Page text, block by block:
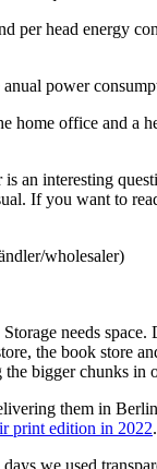
per head energy
power
home office and a
is an interesting
If you want to
wholesaler)
needs
the book store
the bigger chunks in
them in
print edition in 2022.
we used